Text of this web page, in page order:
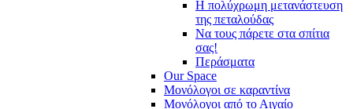
Η πολύχρωμη μετανάστευση
της πεταλούδας
Να τους πάρετε στα σπίτια
σας!
Περάσματα
Our Space
Μονόλογοι σε καραντίνα
Μονόλογοι από το Αιγαίο